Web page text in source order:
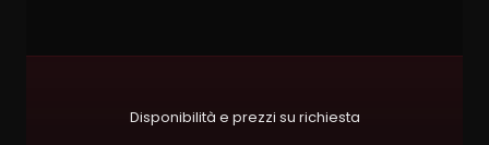
Disponibilità e prezzi su richiesta